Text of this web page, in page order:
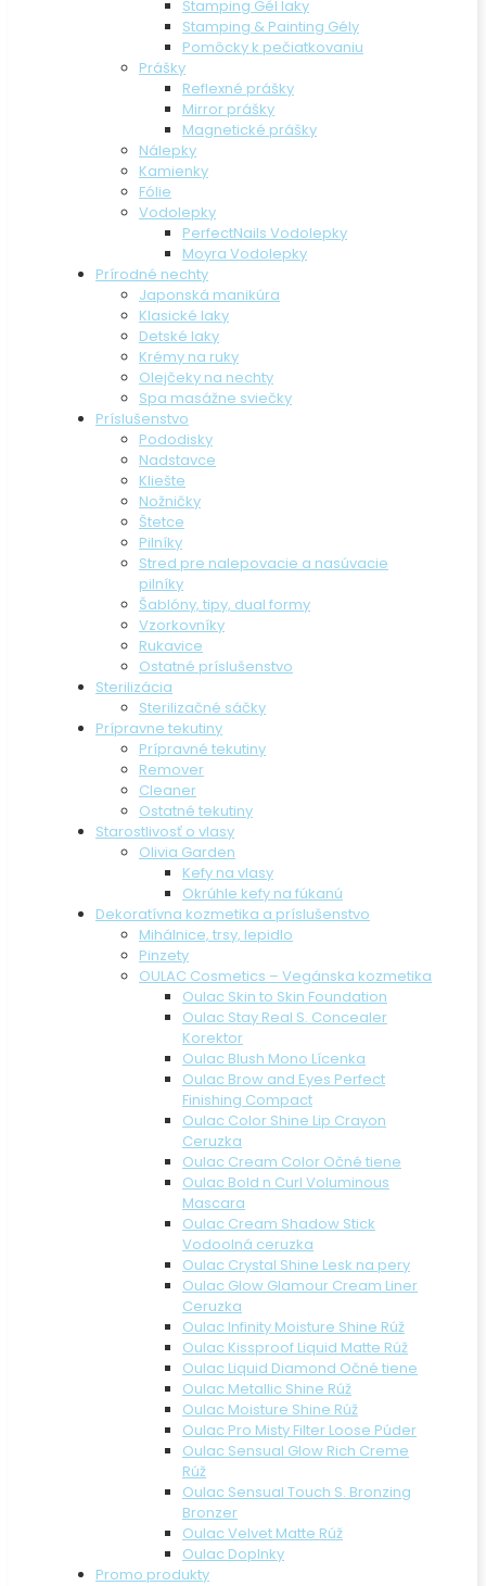
Stamping Gél laky
Stamping & Painting Gély
Pomôcky k pečiatkovaniu
Prášky
Reflexné prášky
Mirror prášky
Magnetické prášky
Nálepky
Kamienky
Fólie
Vodolepky
PerfectNails Vodolepky
Moyra Vodolepky
Prírodné nechty
Japonská manikúra
Klasické laky
Detské laky
Krémy na ruky
Olejčeky na nechty
Spa masážne sviečky
Príslušenstvo
Pododisky
Nadstavce
Kliešte
Nožničky
Štetce
Pilníky
Stred pre nalepovacie a nasúvacie
pilníky
Šablóny, tipy, dual formy
Vzorkovníky
Rukavice
Ostatné príslušenstvo
Sterilizácia
Sterilizačné sáčky
Prípravne tekutiny
Prípravné tekutiny
Remover
Cleaner
Ostatné tekutiny
Starostlivosť o vlasy
Olivia Garden
Kefy na vlasy
Okrúhle kefy na fúkanú
Dekoratívna kozmetika a príslušenstvo
Mihálnice, trsy, lepidlo
Pinzety
OULAC Cosmetics – Vegánska kozmetika
Oulac Skin to Skin Foundation
Oulac Stay Real S. Concealer
Korektor
Oulac Blush Mono Lícenka
Oulac Brow and Eyes Perfect
Finishing Compact
Oulac Color Shine Lip Crayon
Ceruzka
Oulac Cream Color Očné tiene
Oulac Bold n Curl Voluminous
Mascara
Oulac Cream Shadow Stick
Vodoolná ceruzka
Oulac Crystal Shine Lesk na pery
Oulac Glow Glamour Cream Liner
Ceruzka
Oulac Infinity Moisture Shine Rúž
Oulac Kissproof Liquid Matte Rúž
Oulac Liquid Diamond Očné tiene
Oulac Metallic Shine Rúž
Oulac Moisture Shine Rúž
Oulac Pro Misty Filter Loose Púder
Oulac Sensual Glow Rich Creme
Rúž
Oulac Sensual Touch S. Bronzing
Bronzer
Oulac Velvet Matte Rúž
Oulac Doplnky
Promo produkty